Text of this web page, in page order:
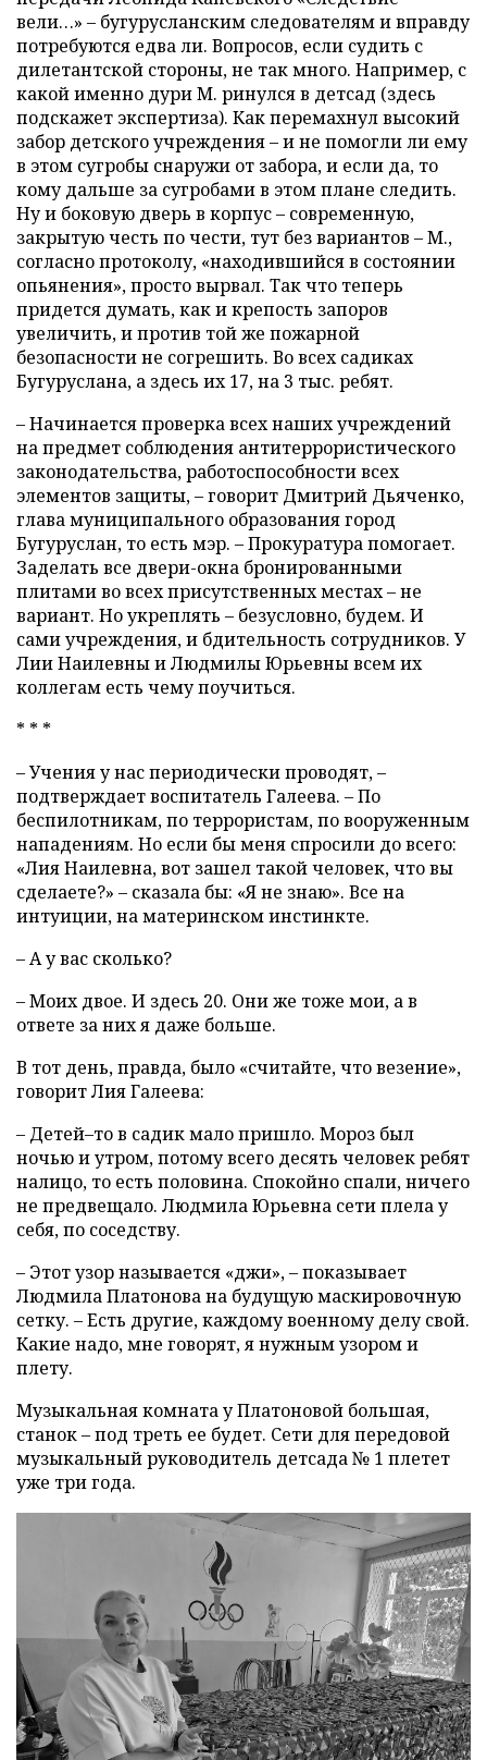
вели…» – бугурусланским следователям и вправду
потребуются едва ли. Вопросов, если судить с
дилетантской стороны, не так много. Например, с
какой именно дури М. ринулся в детсад (здесь
подскажет экспертиза). Как перемахнул высокий
забор детского учреждения – и не помогли ли ему
в этом сугробы снаружи от забора, и если да, то
кому дальше за сугробами в этом плане следить.
Ну и боковую дверь в корпус – современную,
закрытую честь по чести, тут без вариантов – М.,
согласно протоколу, «находившийся в состоянии
опьянения», просто вырвал. Так что теперь
придется думать, как и крепость запоров
увеличить, и против той же пожарной
безопасности не согрешить. Во всех садиках
Бугуруслана, а здесь их 17, на 3 тыс. ребят.
– Начинается проверка всех наших учреждений
на предмет соблюдения антитеррористического
законодательства, работоспособности всех
элементов защиты, – говорит Дмитрий Дьяченко,
глава муниципального образования город
Бугуруслан, то есть мэр. – Прокуратура помогает.
Заделать все двери-окна бронированными
плитами во всех присутственных местах – не
вариант. Но укреплять – безусловно, будем. И
сами учреждения, и бдительность сотрудников. У
Лии Наилевны и Людмилы Юрьевны всем их
коллегам есть чему поучиться.
* * *
– Учения у нас периодически проводят, –
подтверждает воспитатель Галеева. – По
беспилотникам, по террористам, по вооруженным
нападениям. Но если бы меня спросили до всего:
«Лия Наилевна, вот зашел такой человек, что вы
сделаете?» – сказала бы: «Я не знаю». Все на
интуиции, на материнском инстинкте.
– А у вас сколько?
– Моих двое. И здесь 20. Они же тоже мои, а в
ответе за них я даже больше.
В тот день, правда, было «считайте, что везение»,
говорит Лия Галеева:
– Детей–то в садик мало пришло. Мороз был
ночью и утром, потому всего десять человек ребят
налицо, то есть половина. Спокойно спали, ничего
не предвещало. Людмила Юрьевна сети плела у
себя, по соседству.
– Этот узор называется «джи», – показывает
Людмила Платонова на будущую маскировочную
сетку. – Есть другие, каждому военному делу свой.
Какие надо, мне говорят, я нужным узором и
плету.
Музыкальная комната у Платоновой большая,
станок – под треть ее будет. Сети для передовой
музыкальный руководитель детсада № 1 плетет
уже три года.